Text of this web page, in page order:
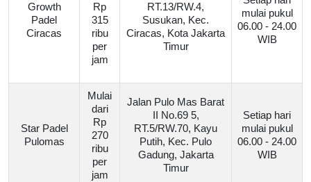
Growth
Padel
Ciracas
Rp
315
ribu
per
jam
RT.13/RW.4,
Susukan, Kec.
Ciracas, Kota Jakarta
Timur
mulai pukul
06.00 - 24.00
WIB
Star Padel
Pulomas
Mulai
dari
Rp
270
ribu
per
jam
Jalan Pulo Mas Barat
II No.69 5,
RT.5/RW.70, Kayu
Putih, Kec. Pulo
Gadung, Jakarta
Timur
Setiap hari
mulai pukul
06.00 - 24.00
WIB